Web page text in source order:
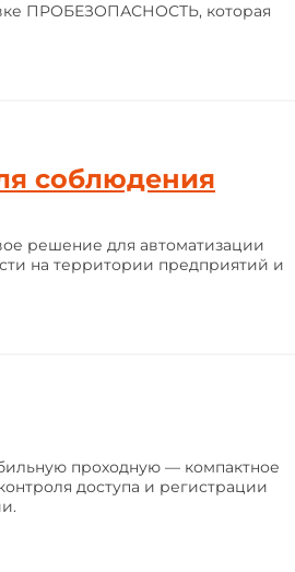
ПРОБЕЗОПАСНОСТЬ, которая
соблюдения
решение для автоматизации
на территории предприятий и
проходную — компактное
доступа и регистрации